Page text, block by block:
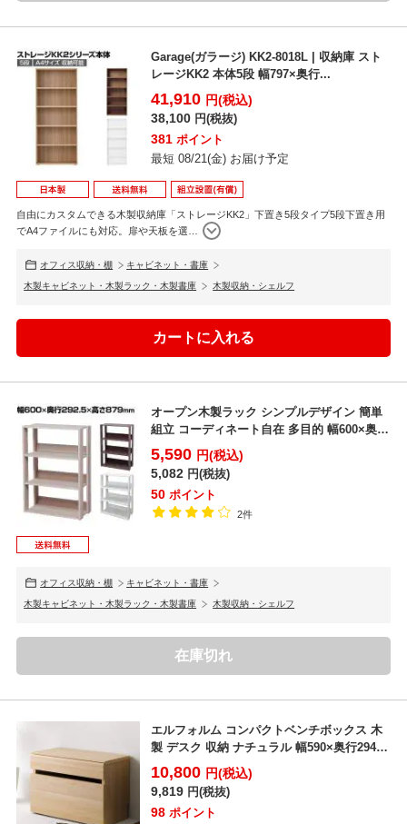
Garage(ガラージ) KK2-8018L | 収納庫 スト
レージKK2 本体5段 幅797×奥行...
41,910 円(税込)
38,100 円(税抜)
381 ポイント
最短 08/21(金) お届け予定
自由にカスタムできる木製収納庫「ストレージKK2」下置き5段タイプ5段下置き用
でA4ファイルにも対応。扉や天板を選
オフィス収納・棚 キャビネット・書庫
木製キャビネット・木製ラック・木製書庫 木製収納・シェルフ
オープン木製ラック シンプルデザイン 簡単
組立 コーディネート自在 多目的 幅600×奥行
292.5...
5,590 円(税込)
5,082 円(税抜)
50 ポイント
2件
オフィス収納・棚 キャビネット・書庫
木製キャビネット・木製ラック・木製書庫 木製収納・シェルフ
在庫切れ
エルフォルム コンパクトベンチボックス 木
製 デスク 収納 ナチュラル 幅590×奥行294×
高さ4...
10,800 円(税込)
9,819 円(税抜)
98 ポイント